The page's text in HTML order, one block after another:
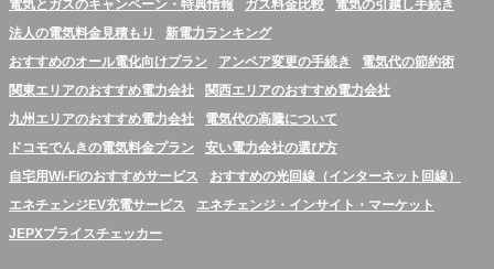
電気とガスのキャンペーン・特典情報
ガス料金比較
電気の引越し手続き
法人の電気料金見積もり
新電力ランキング
おすすめのオール電化向けプラン
アンペア変更の手続き
電気代の節約術
関東エリアのおすすめ電力会社
関西エリアのおすすめ電力会社
九州エリアのおすすめ電力会社
電気代の高騰について
ドコモでんきの電気料金プラン
安い電力会社の選び方
自宅用Wi-Fiのおすすめサービス
おすすめの光回線（インターネット回線）
エネチェンジEV充電サービス
エネチェンジ・インサイト・マーケット
JEPXプライスチェッカー